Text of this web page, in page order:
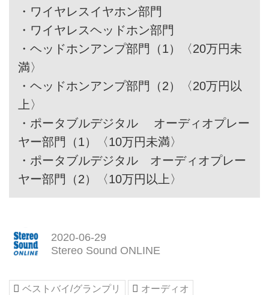
・ ワイヤレスイヤホン部門
・ ワイヤレスヘッドホン部門
・ ヘッドホンアンプ部門（1）〈20万円未
満〉
・ ヘッドホンアンプ部門（2）〈20万円以
上〉
・ ポータブルデジタル オーディオプレー
ヤー部門（1）〈10万円未満〉
・ ポータブルデジタル オーディオプレー
ヤー部門（2）〈10万円以上〉
2020-06-29
Stereo Sound ONLINE
ベストバイ/グランプリ
オーディオ